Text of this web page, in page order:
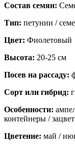
Состав семян:
Тип: петунии /
Цвет: Фиолетовый
Высота: 20-25 см
Посев на рассаду:
Сорт или гибрид:
Особенности:
контейнеры /
Цветение: май /